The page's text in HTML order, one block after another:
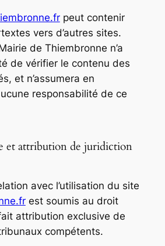
peut contenir
vers d’autres sites.
de Thiembronne n’a
de vérifier le contenu des
et n’assumera en
responsabilité de ce
et attribution de juridiction
avec l’utilisation du site
est soumis au droit
attribution exclusive de
compétents.